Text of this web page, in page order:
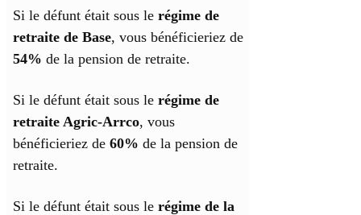
Si le défunt était sous le régime de
retraite de Base, vous bénéficieriez de
54% de la pension de retraite.
Si le défunt était sous le régime de
retraite Agric-Arrco, vous
bénéficieriez de 60% de la pension de
retraite.
Si le défunt était sous le régime de la